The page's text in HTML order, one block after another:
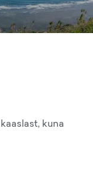
kuna